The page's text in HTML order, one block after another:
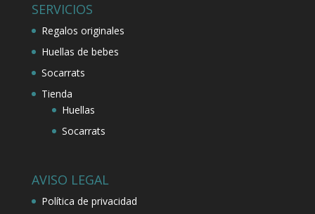
SERVICIOS
Regalos originales
Huellas de bebes
Socarrats
Tienda
Huellas
Socarrats
AVISO LEGAL
Política de privacidad